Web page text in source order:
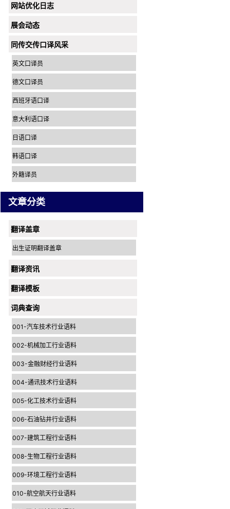
网站优化日志
展会动态
同传交传口译风采
英文口译员
德文口译员
西班牙语口译
意大利语口译
日语口译
韩语口译
外籍译员
文章分类
翻译盖章
出生证明翻译盖章
翻译资讯
翻译模板
词典查询
001-汽车技术行业语料
002-机械加工行业语料
003-金融财经行业语料
004-通讯技术行业语料
005-化工技术行业语料
006-石油钻井行业语料
007-建筑工程行业语料
008-生物工程行业语料
009-环境工程行业语料
010-航空航天行业语料